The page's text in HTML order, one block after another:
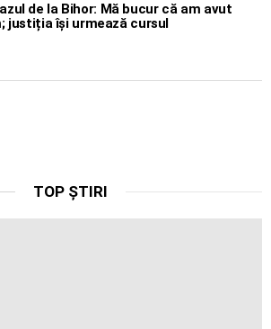
de la Bihor: Mă bucur că am avut
justiția își urmează cursul
TOP ȘTIRI